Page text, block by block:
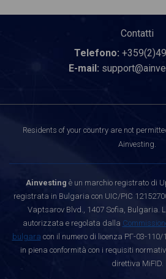
Contatti
Telefono:
E-mail:
Residents of your country are not
Ainvesting.
Ainvesting è un marchio registrato di
registrata in Bulgaria con UIC/PIC
Vaptsarov Blvd., 1407 Sofia, Bulgaria.
autorizzata e regolata dalla
bulgara con il numero di licenza РГ-03-
in piena conformità con i requisiti
direttiva MiFID.